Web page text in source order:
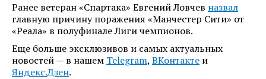
Ранее ветеран «Спартака» Евгений Ловчев назвал
главную причину поражения «Манчестер Сити» от
«Реала» в полуфинале Лиги чемпионов.
Еще больше эксклюзивов и самых актуальных
новостей — в нашем Telegram, ВКонтакте и
Яндекс.Дзен.